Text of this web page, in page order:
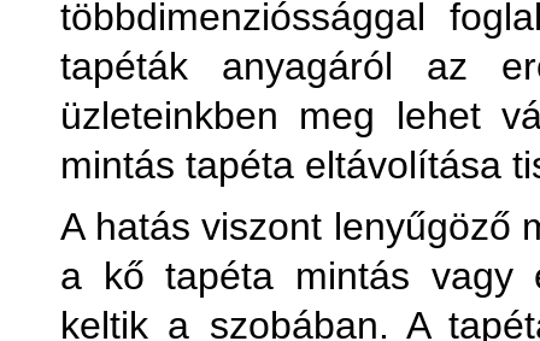
többdimenzióssággal
tapéták anyagáról az
üzleteinkben meg lehet
mintás tapéta eltávolítása
A hatás viszont lenyűgöző
a kő tapéta mintás vagy
keltik a szobában. A